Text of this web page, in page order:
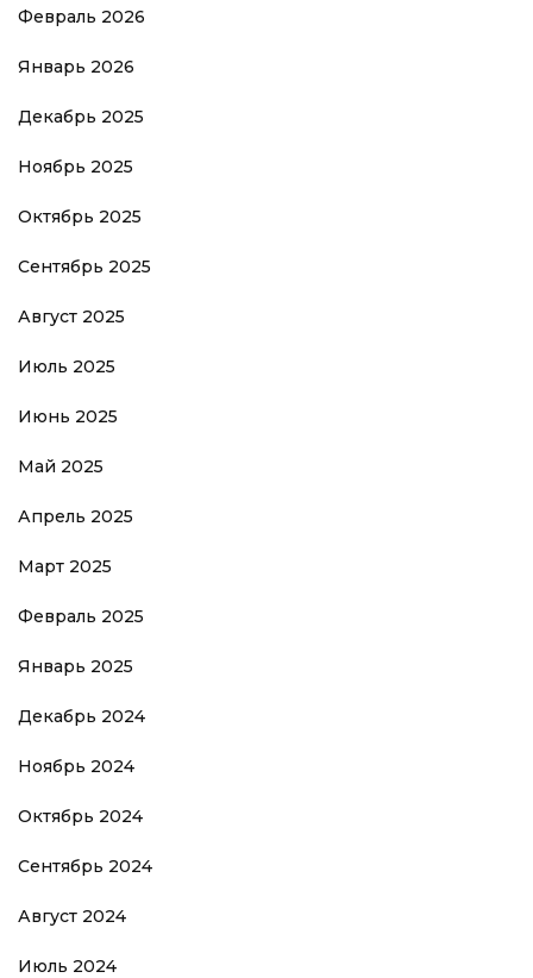
Февраль 2026
Январь 2026
Декабрь 2025
Ноябрь 2025
Октябрь 2025
Сентябрь 2025
Август 2025
Июль 2025
Июнь 2025
Май 2025
Апрель 2025
Март 2025
Февраль 2025
Январь 2025
Декабрь 2024
Ноябрь 2024
Октябрь 2024
Сентябрь 2024
Август 2024
Июль 2024